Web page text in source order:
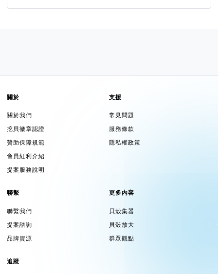
關於
關於我們
挖貝徽章認證
贊助保障規範
會員紅利介紹
提案服務說明
支援
常見問題
服務條款
隱私權政策
聯繫
聯繫我們
提案諮詢
品牌資源
更多內容
貝殼集器
貝殼放大
群眾觀點
追蹤